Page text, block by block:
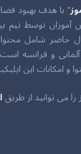
” با هدف بهبود
آموزان توسط تیم
حاضر شامل
و فرانسه
و امکانات این
را می توانید از طریق